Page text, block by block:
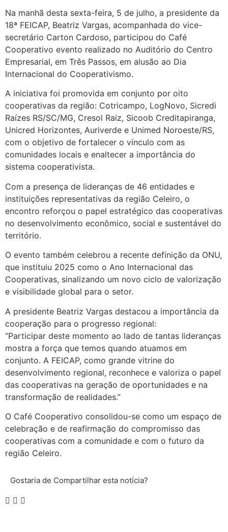
Na manhã desta sexta-feira, 5 de julho, a presidente da
18ª FEICAP, Beatriz Vargas, acompanhada do vice-
secretário Carton Cardoso, participou do Café
Cooperativo evento realizado no Auditório do Centro
Empresarial, em Três Passos, em alusão ao Dia
Internacional do Cooperativismo.
A iniciativa foi promovida em conjunto por oito
cooperativas da região: Cotricampo, LogNovo, Sicredi
Raízes RS/SC/MG, Cresol Raiz, Sicoob Creditapiranga,
Unicred Horizontes, Auriverde e Unimed Noroeste/RS,
com o objetivo de fortalecer o vínculo com as
comunidades locais e enaltecer a importância do
sistema cooperativista.
Com a presença de lideranças de 46 entidades e
instituições representativas da região Celeiro, o
encontro reforçou o papel estratégico das cooperativas
no desenvolvimento econômico, social e sustentável do
território.
O evento também celebrou a recente definição da ONU,
que instituiu 2025 como o Ano Internacional das
Cooperativas, sinalizando um novo ciclo de valorização
e visibilidade global para o setor.
A presidente Beatriz Vargas destacou a importância da
cooperação para o progresso regional:
“Participar deste momento ao lado de tantas lideranças
mostra a força que temos quando atuamos em
conjunto. A FEICAP, como grande vitrine do
desenvolvimento regional, reconhece e valoriza o papel
das cooperativas na geração de oportunidades e na
transformação de realidades.”
O Café Cooperativo consolidou-se como um espaço de
celebração e de reafirmação do compromisso das
cooperativas com a comunidade e com o futuro da
região Celeiro.
Gostaria de Compartilhar esta notícia?